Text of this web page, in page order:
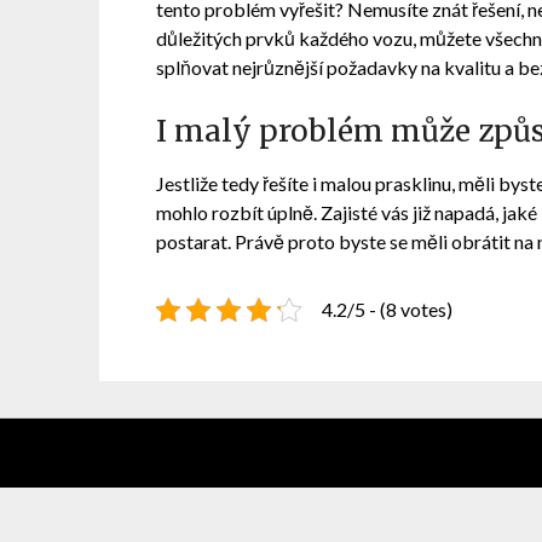
tento problém vyřešit? Nemusíte znát řešení,
důležitých prvků každého vozu, můžete
splňovat nejrůznější požadavky na kvalitu a
I malý problém může
Jestliže tedy řešíte i malou prasklinu, měli
mohlo rozbít úplně. Zajisté vás již napadá,
postarat. Právě proto byste se měli obrátit na
4.2/5 - (8 votes)